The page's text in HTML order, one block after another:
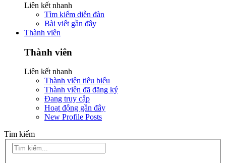
Liên kết nhanh
Tìm kiếm diễn đàn
Bài viết gần đây
Thành viên
Thành viên
Liên kết nhanh
Thành viên tiêu biểu
Thành viên đã đăng ký
Đang truy cập
Hoạt động gần đây
New Profile Posts
Tìm kiếm